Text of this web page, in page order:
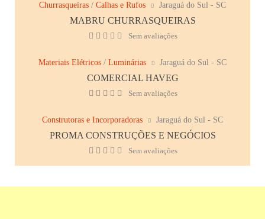
Churrasqueiras / Calhas e Rufos Jaraguá do Sul - SC
MABRU CHURRASQUEIRAS
Sem avaliações
Materiais Elétricos / Luminárias Jaraguá do Sul - SC
COMERCIAL HAVEG
Sem avaliações
Construtoras e Incorporadoras Jaraguá do Sul - SC
PROMA CONSTRUÇÕES E NEGÓCIOS
Sem avaliações